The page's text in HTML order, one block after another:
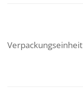
Verpackungseinheit